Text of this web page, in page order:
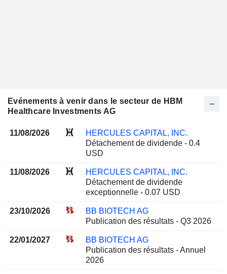
Evénements à venir dans le secteur de HBM
Healthcare Investments AG
11/08/2026
HERCULES CAPITAL, INC.
Détachement de dividende - 0.4
USD
11/08/2026
HERCULES CAPITAL, INC.
Détachement de dividende
exceptionnelle - 0.07 USD
23/10/2026
BB BIOTECH AG
Publication des résultats - Q3 2026
22/01/2027
BB BIOTECH AG
Publication des résultats - Annuel
2026